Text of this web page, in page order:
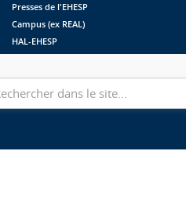
Presses de l'EHESP
Campus (ex REAL)
HAL-EHESP
Suivez les bibliothèques